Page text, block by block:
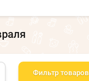
Фильтр товаров